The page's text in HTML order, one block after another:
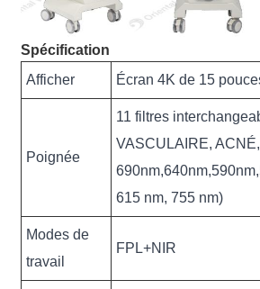
Spécification
Afficher
Écran 4K de 15
Poignée
11 filtres
VASCULAIRE, ACNÉ,
615 nm, 755 nm)
Modes de
travail
FPL+NIR